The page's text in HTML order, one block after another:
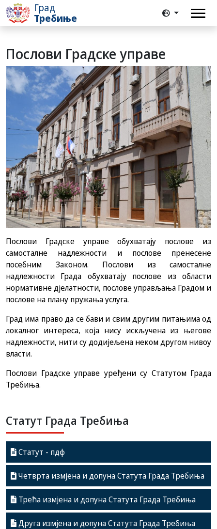
Град
Требиње
Послови Градске управе
Послови Градске управе обухватају послове из
самосталне надлежности и послове пренесене
посебним Законом. Послови из самосталне
надлежности Града обухватају послове из области
нормативне дјелатности, послове управљања Градом и
послове на плану пружања услуга.
Град има право да се бави и свим другим питањима од
локалног интереса, која нису искључена из његове
надлежности, нити су додијељена неком другом нивоу
власти.
Послови Градске управе уређени су Статутом Града
Требиња.
Статут Града Требиња
Статут - пдф
Четврта измјена и допуна Статута Града Требиња
Трећа измјена и допуна Статута Града Требиња
Друга измјена и допуна Статута Града Требиња